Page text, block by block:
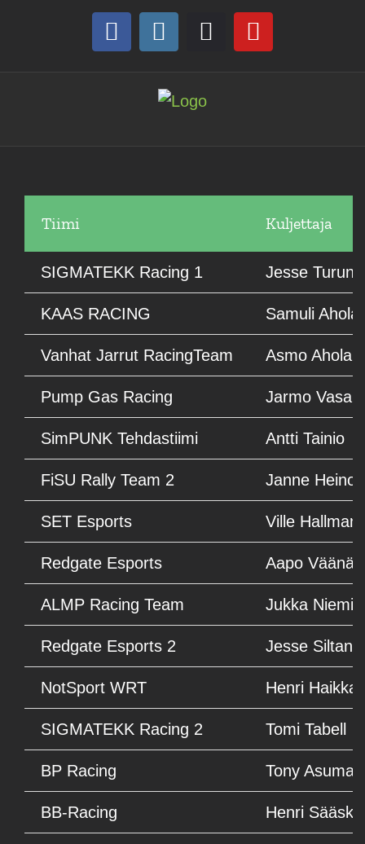
FacebookInstagram
DiscordYouTube
Tiimi Kuljettaja
SIGMATEKK Racing 1 Jesse
KAAS RACING Samuli Ahola
Vanhat Jarrut RacingTeam Asmo Ahola
Pump Gas Racing Jarmo
SimPUNK Tehdastiimi Antti Tainio
FiSU Rally Team 2 Janne
SET Esports Ville Hallman
Redgate Esports Aapo
ALMP Racing Team Jukka
Redgate Esports 2 Jesse
NotSport WRT Henri Haikka
SIGMATEKK Racing 2 Tomi Tabell
BP Racing Tony
BB-Racing Henri